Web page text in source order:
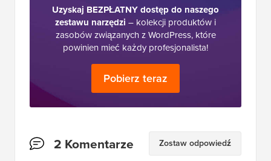
Uzyskaj BEZPŁATNY dostęp do naszego
zestawu narzędzi – kolekcji produktów i
zasobów związanych z WordPress, które
powinien mieć każdy profesjonalista!
Pobierz teraz
Interakcje
2 Komentarze Zostaw odpowiedź